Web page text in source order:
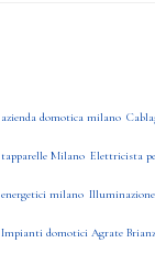
azienda domotica milano
tapparelle Milano Elettricista
energetici milano
Impianti domotici Agrate